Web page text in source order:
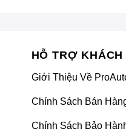
HỖ TRỢ KHÁCH
Giới Thiệu Về
Chính Sách Bán
Chính Sách Bảo